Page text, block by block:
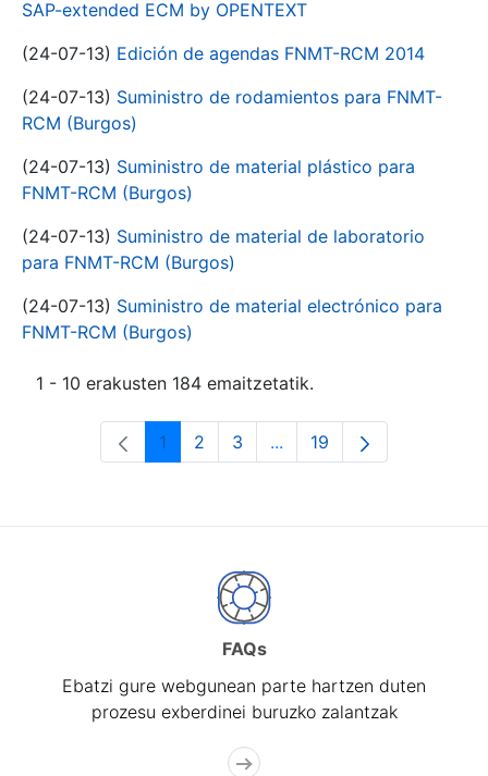
SAP-extended ECM by OPENTEXT
(24-07-13) Edición de agendas FNMT-RCM 2014
(24-07-13) Suministro de rodamientos para FNMT-
RCM (Burgos)
(24-07-13) Suministro de material plástico para
FNMT-RCM (Burgos)
(24-07-13) Suministro de material de laboratorio
para FNMT-RCM (Burgos)
(24-07-13) Suministro de material electrónico para
FNMT-RCM (Burgos)
1 - 10 erakusten 184 emaitzetatik.
Orrialdea
1 Orrialdea
2 Orrialdea
3 ...Intermediate Pages Use
Orrialdea
19
FAQs
Ebatzi gure webgunean parte hartzen duten
prozesu exberdinei buruzko zalantzak